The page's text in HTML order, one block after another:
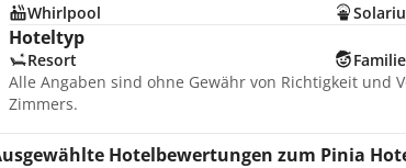
Whirlpool
Hoteltyp
Resort
Alle Angaben sind ohne Gewähr von Richtigkeit und
Zimmers.
Hotelbewertungen zum Pinia